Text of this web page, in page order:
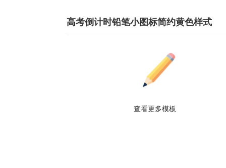
高考倒计时铅笔小图标简约黄色样式
查看更多模板